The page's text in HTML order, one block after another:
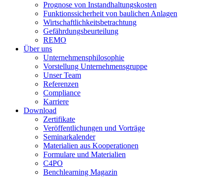
Prognose von Instandhaltungskosten
Funktionssicherheit von baulichen Anlagen
Wirtschaftlichkeitsbetrachtung
Gefährdungsbeurteilung
REMO
Über uns
Unternehmensphilosophie
Vorstellung Unternehmensgruppe
Unser Team
Referenzen
Compliance
Karriere
Download
Zertifikate
Veröffentlichungen und Vorträge
Seminarkalender
Materialien aus Kooperationen
Formulare und Materialien
C4PO
Benchlearning Magazin